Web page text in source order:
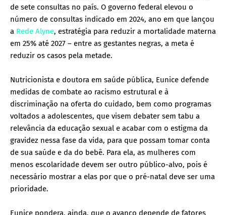
de sete consultas no país. O governo federal elevou o
número de consultas indicado em 2024, ano em que lançou
a Rede Alyne, estratégia para reduzir a mortalidade materna
em 25% até 2027 – entre as gestantes negras, a meta é
reduzir os casos pela metade.
Nutricionista e doutora em saúde pública, Eunice defende
medidas de combate ao racismo estrutural e à
discriminação na oferta do cuidado, bem como programas
voltados a adolescentes, que visem debater sem tabu a
relevância da educação sexual e acabar com o estigma da
gravidez nessa fase da vida, para que possam tomar conta
de sua saúde e da do bebê. Para ela, as mulheres com
menos escolaridade devem ser outro público-alvo, pois é
necessário mostrar a elas por que o pré-natal deve ser uma
prioridade.
Eunice pondera, ainda, que o avanço depende de fatores